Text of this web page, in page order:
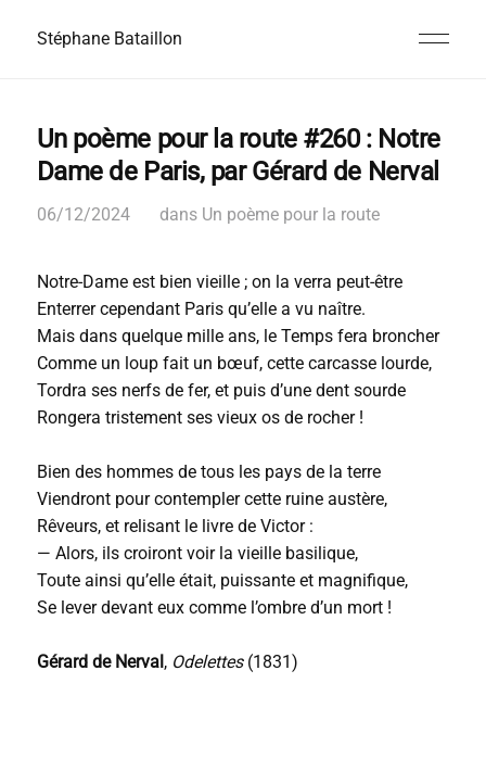
Stéphane Bataillon
Un poème pour la route #260 : Notre
Dame de Paris, par Gérard de Nerval
06/12/2024 dans Un poème pour la route
Notre-Dame est bien vieille ; on la verra peut-être
Enterrer cependant Paris qu’elle a vu naître.
Mais dans quelque mille ans, le Temps fera broncher
Comme un loup fait un bœuf, cette carcasse lourde,
Tordra ses nerfs de fer, et puis d’une dent sourde
Rongera tristement ses vieux os de rocher !
Bien des hommes de tous les pays de la terre
Viendront pour contempler cette ruine austère,
Rêveurs, et relisant le livre de Victor :
— Alors, ils croiront voir la vieille basilique,
Toute ainsi qu’elle était, puissante et magnifique,
Se lever devant eux comme l’ombre d’un mort !
Gérard de Nerval, Odelettes (1831)